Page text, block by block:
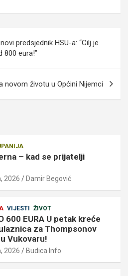
predsjednik HSU-a: “Cilj je
800 eura!”
novom životu u Općini Nijemci
– kad se prijatelji
2026 Damir Begović
VIJESTI ŽIVOT
600 EURA U petak kreće
za Thompsonov
Vukovaru!
2026 Budica Info